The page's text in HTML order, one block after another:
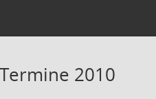
2010